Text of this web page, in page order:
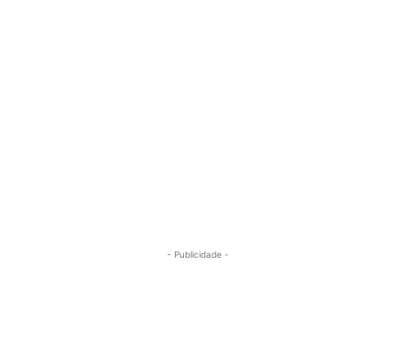
- Publicidade -